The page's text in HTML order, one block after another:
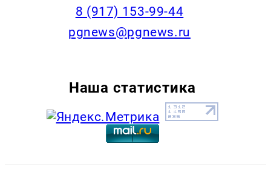
‭8 (917) 153-99-44
pgnews@pgnews.ru
Наша статистика